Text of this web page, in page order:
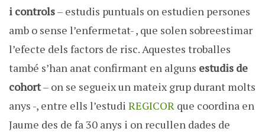
i controls– estudis puntuals on estudien persones
amb o sense l’enfermetat- , que solen sobreestimar
l’efecte dels factors de risc. Aquestes troballes
també s’han anat confirmant en alguns estudis de
cohort– on se segueix un mateix grup durant molts
anys -, entre ells l’estudi REGICOR que coordina en
Jaume des de fa 30 anys i on recullen dades de